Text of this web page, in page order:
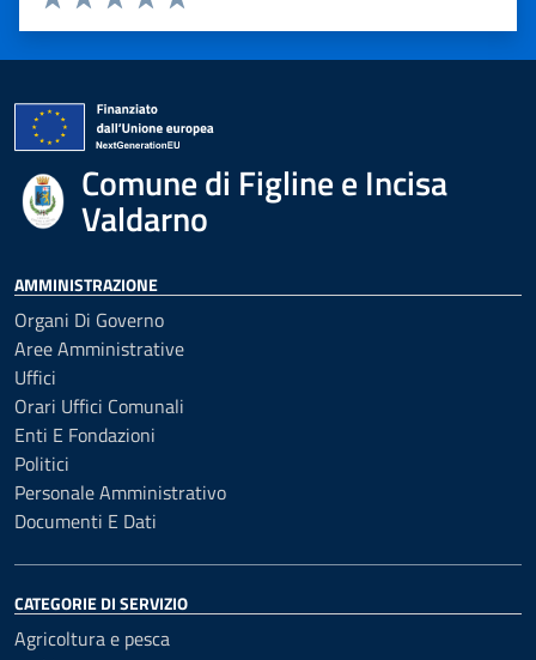
Valuta 5 stelle su 5
Valuta 4 stelle su 5
Valuta 3 stelle su 5
Valuta 2 stelle su 5
Valuta 1 stelle su 5
Comune di Figline e Incisa
Valdarno
AMMINISTRAZIONE
Organi Di Governo
Aree Amministrative
Uffici
Orari Uffici Comunali
Enti E Fondazioni
Politici
Personale Amministrativo
Documenti E Dati
CATEGORIE DI SERVIZIO
Agricoltura e pesca